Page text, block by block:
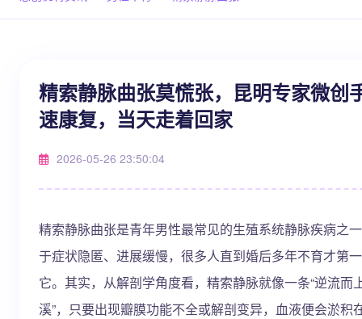
精索静脉曲张莫慌张，昆明专家微创
速康复，当天走着回家
2026-05-26 23:50:04
精索静脉曲张是青年男性最常见的生殖系统静脉疾病之
于症状隐匿、进展缓慢，很多人直到婚后多年不育才第
它。其实，从解剖学角度看，精索静脉就像一条“逆流而
溪”，只要出现瓣膜功能不全或解剖变异，血液便会淤积